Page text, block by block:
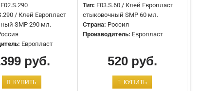
Для лепнины
Артикул: E01.M.290
Тип: Клей монтажный
Производитель:
Цвет:
E02.S.290
/ Клей Европласт
SMP 290 мл.
Европласт
руб.
КУПИТЬ
Тип: E03.S.60 / Клей Европласт
стыковочный SMP 60 мл.
Страна: Россия
Производитель: Европласт
520 руб.
КУПИТЬ